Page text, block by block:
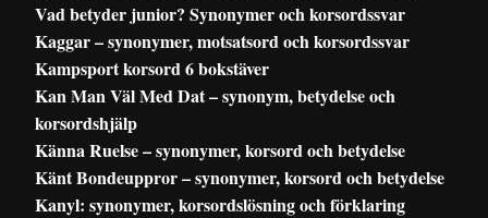
Vad betyder junior? Synonymer och korsordssvar
Kaggar – synonymer, motsatsord och korsordssvar
Kampsport korsord 6 bokstäver
Kan Man Väl Med Dat – synonym, betydelse och
korsordshjälp
Känna Ruelse – synonymer, korsord och betydelse
Känt Bondeuppror – synonymer, korsord och betydelse
Kanyl: synonymer, korsordslösning och förklaring